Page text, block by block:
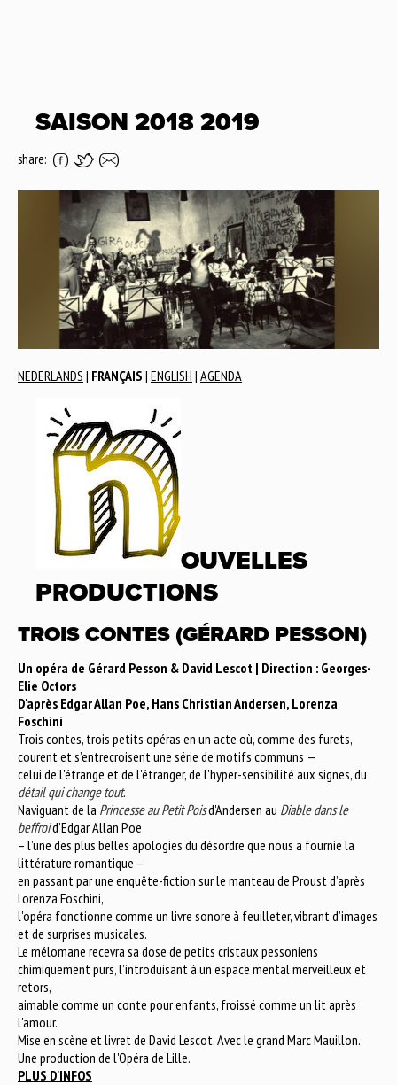
SAISON 2018 2019
share:
NEDERLANDS | FRANÇAIS | ENGLISH | AGENDA
OUVELLES
PRODUCTIONS
TROIS CONTES (GÉRARD PESSON)
Un opéra de Gérard Pesson & David Lescot | Direction : Georges-
Elie Octors
D'après Edgar Allan Poe, Hans Christian Andersen, Lorenza
Foschini
Trois contes, trois petits opéras en un acte où, comme des furets,
courent et s’entrecroisent une série de motifs communs —
celui de l'étrange et de l'étranger, de l'hyper-sensibilité aux signes, du
détail qui change tout.
Naviguant de la Princesse au Petit Poisd'Andersen au Diable dans le
beffroid’Edgar Allan Poe
– l’une des plus belles apologies du désordre que nous a fournie la
littérature romantique –
en passant par une enquête-fiction sur le manteau de Proust d’après
Lorenza Foschini,
l'opéra fonctionne comme un livre sonore à feuilleter, vibrant d’images
et de surprises musicales.
Le mélomane recevra sa dose de petits cristaux pessoniens
chimiquement purs, l’introduisant à un espace mental merveilleux et
retors,
aimable comme un conte pour enfants, froissé comme un lit après
l'amour.
Mise en scène et livret de David Lescot. Avec le grand Marc Mauillon.
Une production de l'Opéra de Lille.
PLUS D'INFOS